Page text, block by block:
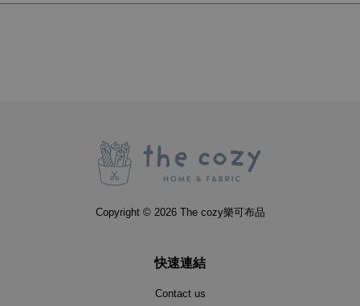
Copyright © 2026 The cozy樂可布品
快速連結
Contact us